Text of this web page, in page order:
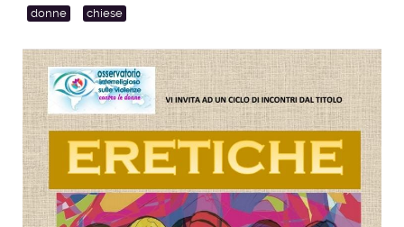
donne chiese